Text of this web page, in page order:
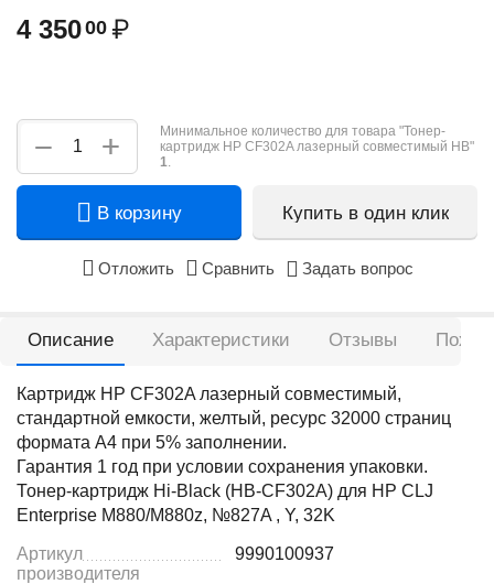
4 35000 ₽
+
−
Минимальное количество для товара "Тонер-
картридж HP CF302A лазерный совместимый HB"
1.
В корзину Купить в один клик
Отложить Сравнить Задать вопрос
Описание Характеристики Отзывы
Картридж HP CF302A лазерный совместимый,
стандартной емкости, желтый, ресурс 32000 страниц
формата А4 при 5% заполнении.
Гарантия 1 год при условии сохранения упаковки.
Тонер-картридж Hi-Black (HB-CF302A) для HP CLJ
Enterprise M880/M880z, №827A , Y, 32K
Артикул
производителя
9990100937